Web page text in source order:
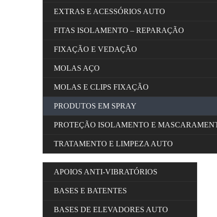
EXTRAS E ACESSÓRIOS AUTO
FITAS ISOLAMENTO – REPARAÇÃO
FIXAÇÃO E VEDAÇÃO
MOLAS AÇO
MOLAS E CLIPS FIXAÇÃO
PRODUTOS EM SPRAY
PROTEÇÃO ISOLAMENTO E
TRATAMENTO E LIMPEZA AUTO
APOIOS ANTI-VIBRATÓRIOS
BASES E BATENTES
BASES DE ELEVADORES AUTO